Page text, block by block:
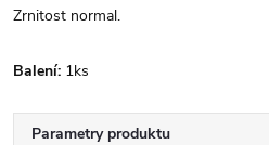
Zrnitost normal.
Balení: 1ks
Parametry produktu